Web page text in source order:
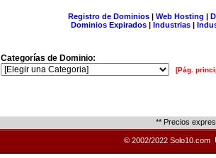
Registro de Dominios| Web Hosting |
Dominios Expirados | Industrias |
Categorías de Dominio:
[Pág.
** Precios
© 2002/2022 Solo10.com